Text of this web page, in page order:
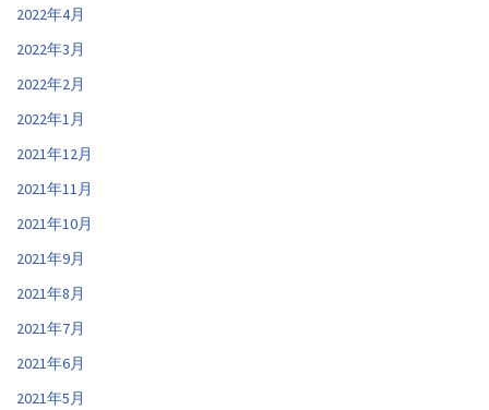
2022年4月
2022年3月
2022年2月
2022年1月
2021年12月
2021年11月
2021年10月
2021年9月
2021年8月
2021年7月
2021年6月
2021年5月